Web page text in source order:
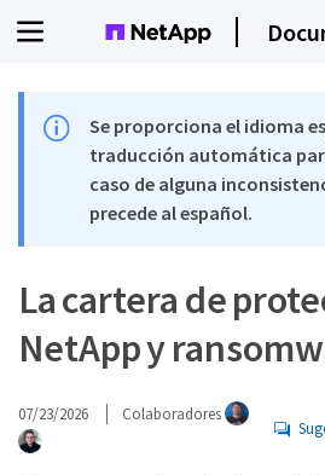
Se proporciona el idioma
traducción automática
caso de alguna
precede al español.
La cartera de
NetApp y
07/23/2026 Colaboradores